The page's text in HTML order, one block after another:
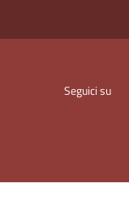
Seguici su